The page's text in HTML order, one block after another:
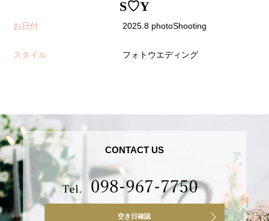
S♡Y
お日付 2025.8 photoShooting
スタイル フォトウエディング
CONTACT US
空き日確認